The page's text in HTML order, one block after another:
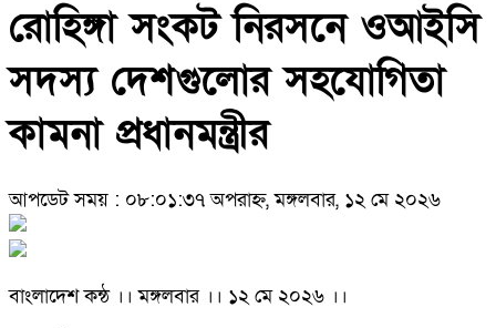
রোহিঙ্গা সংকট নিরসনে ওআইসি
সদস্য দেশগুলোর সহযোগিতা
কামনা প্রধানমন্ত্রীর
আপডেট সময় : ০৮:০১:৩৭ অপরাহ্ন, মঙ্গলবার, ১২ মে ২০২৬
বাংলাদেশ কন্ঠ ।। মঙ্গলবার ।। ১২ মে ২০২৬ ।।